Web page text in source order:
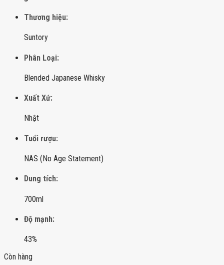
Thương hiệu:
Suntory
Phân Loại:
Blended Japanese Whisky
Xuất Xứ:
Nhật
Tuổi rượu:
NAS (No Age Statement)
Dung tích:
700ml
Độ mạnh:
43%
Còn hàng